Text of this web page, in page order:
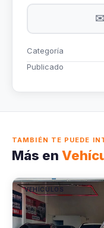
✉️
Categoría
Publicado
TAMBIÉN TE PUEDE
Más en
VEHÍCULOS